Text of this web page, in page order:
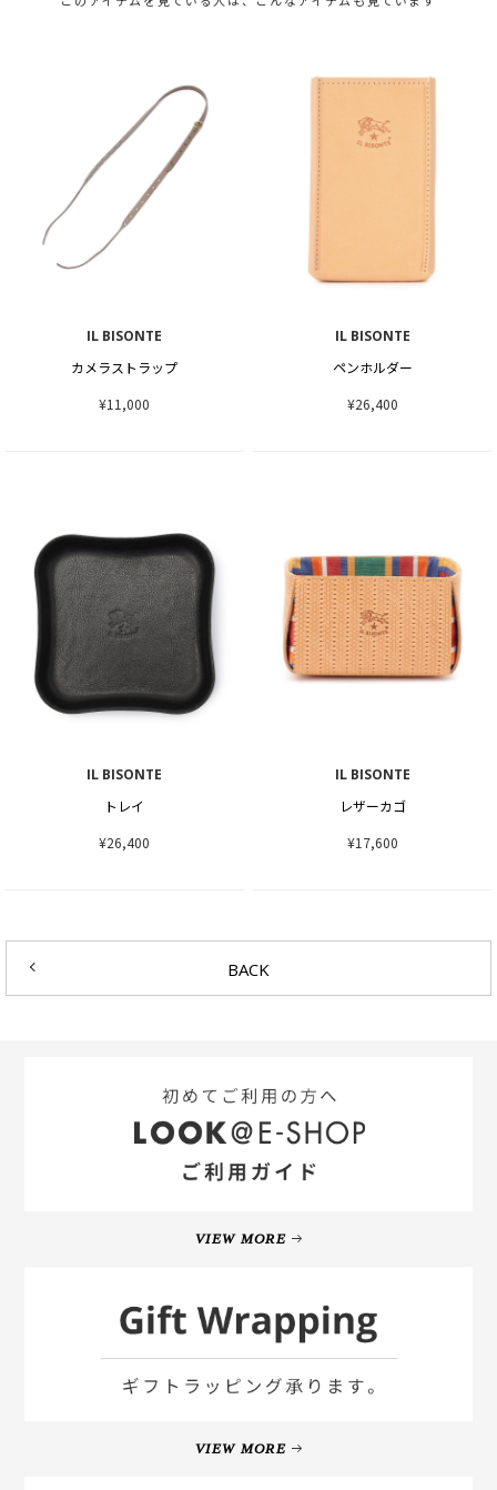
IL BISONTE
カメラストラップ
¥11,000
IL BISONTE
ペンホルダー
¥26,400
IL BISONTE
トレイ
¥26,400
IL BISONTE
レザーカゴ
¥17,600
BACK
VIEW MORE
VIEW MORE